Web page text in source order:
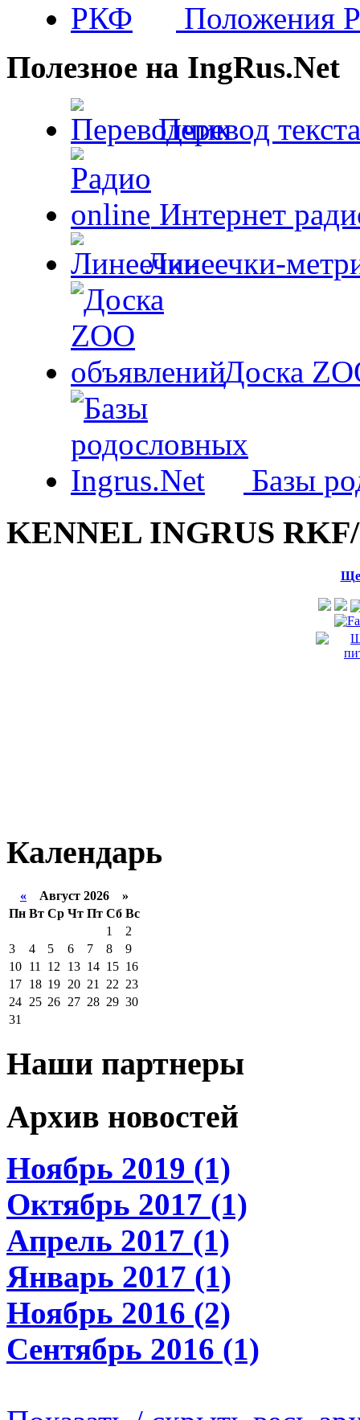
Положения
Полезное на IngRus.Net
Перевод
Интернет
Линеечки-
Доска
Базы
KENNEL INGRUS
Календарь
« Август 2026 »
Пн Вт Ср Чт Пт Сб Вс
1
2
3
4 5 6 7 8
9
10 11 12 13 14 15 16
17 18 19 20 21 22 23
24 25 26 27 28 29 30
31
Наши партнеры
Архив новостей
Ноябрь 2019 (1)
Октябрь 2017 (1)
Апрель 2017 (1)
Январь 2017 (1)
Ноябрь 2016 (2)
Сентябрь 2016 (1)